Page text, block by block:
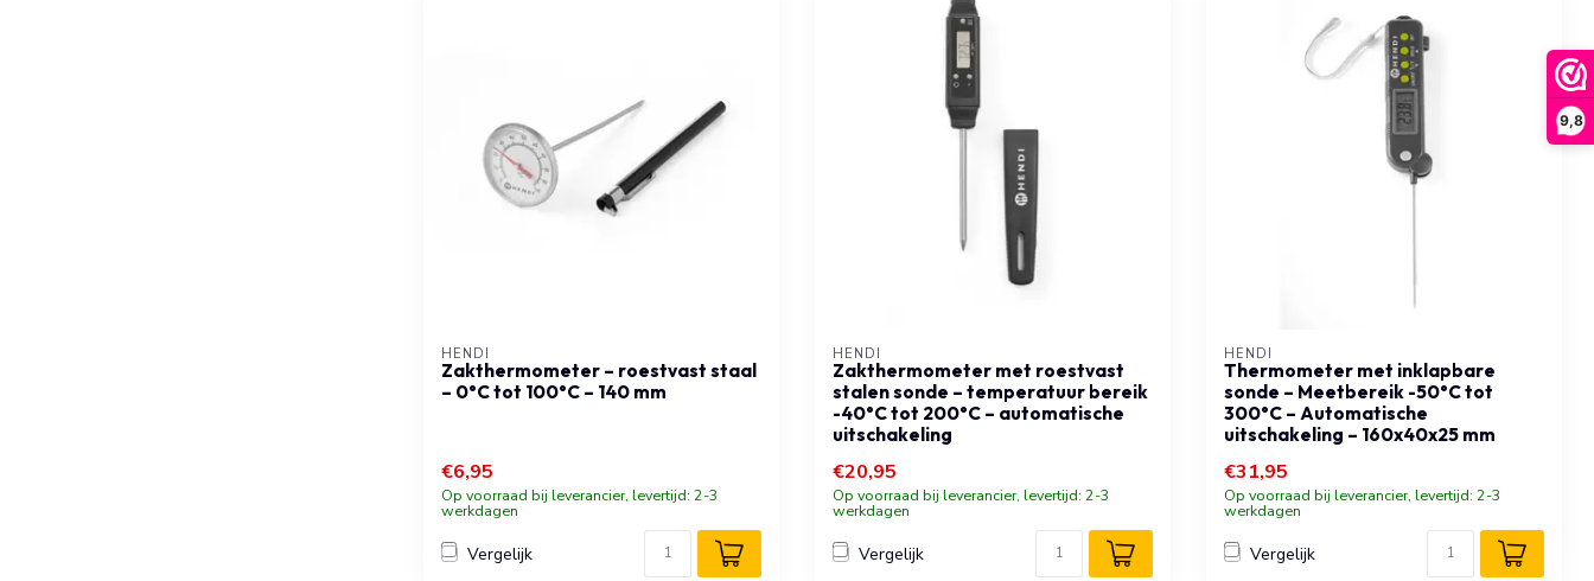
9,8
HENDI
Zakthermometer – roestvast staal
– 0°C tot 100°C – 140 mm
€6,95
Op voorraad bij leverancier, levertijd: 2-3
werkdagen
Vergelijk
HENDI
Zakthermometer met roestvast
stalen sonde – temperatuur bereik
-40°C tot 200°C – automatische
uitschakeling
€20,95
Op voorraad bij leverancier, levertijd: 2-3
werkdagen
Vergelijk
HENDI
Thermometer met inklapbare
sonde – Meetbereik -50°C tot
300°C – Automatische
uitschakeling – 160x40x25 mm
€31,95
Op voorraad bij leverancier, levertijd: 2-3
werkdagen
Vergelijk